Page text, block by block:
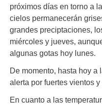
próximos días en torno a
cielos permanecerán
grandes preciptaciones,
miércoles y jueves,
algunas gotas hoy lunes.
De momento, hasta hoy a
alerta por fuertes vientos y
En cuanto a las